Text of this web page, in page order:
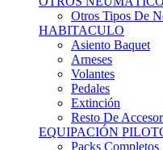
HABITACULO
Asiento Baquet
Arneses
Volantes
Pedales
Extinción
Resto De
EQUIPACIÓN
Packs Completos
Monos De